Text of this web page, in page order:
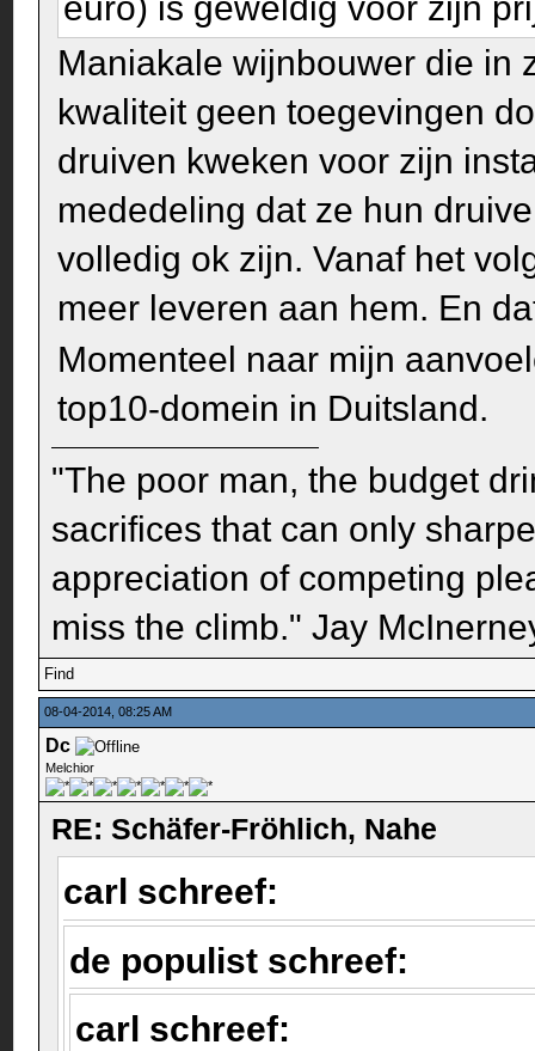
Maniakale wijnbouwer die in
kwaliteit geen toegevingen
druiven kweken voor zijn
mededeling dat ze hun
volledig ok zijn. Vanaf het
meer leveren aan hem. En
Momenteel naar mijn
top10-domein in Duitsland.
"The poor man, the budget
sacrifices that can only
appreciation of competing
miss the climb." Jay
Find
08-04-2014, 08:25 AM
Dc
Melchior
RE: Schäfer-Fröhlich, Nahe
carl schreef:
de populist schreef:
carl schreef: